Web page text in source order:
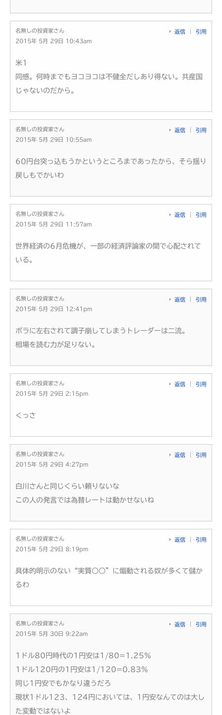
名無しの投資家さん
2015年 5月 29日 10:43am
返信 引用
米1
同感。何時までもヨコヨコは不健全だしあり得ない。共産国
じゃないのだから。
名無しの投資家さん
2015年 5月 29日 10:55am
返信 引用
60円台突っ込もうかというところまであったから、そら揺り
戻しもでかいわ
名無しの投資家さん
2015年 5月 29日 11:57am
返信 引用
世界経済の6月危機が、一部の経済評論家の間で心配されて
いる。
名無しの投資家さん
2015年 5月 29日 12:41pm
返信 引用
ボラに左右されて調子崩してしまうトレーダーは二流。
相場を読む力が足りない。
名無しの投資家さん
2015年 5月 29日 2:15pm
返信 引用
くっさ
名無しの投資家さん
2015年 5月 29日 4:27pm
返信 引用
白川さんと同じくらい頼りないな
この人の発言では為替レートは動かせないね
名無しの投資家さん
2015年 5月 29日 8:19pm
返信 引用
具体的明示のない“実質○○”に煽動される奴が多くて儲か
るわ
名無しの投資家さん
2015年 5月 30日 9:22am
返信 引用
1ドル80円時代の1円安は1/80=1.25％
1ドル120円の1円安は1/120=0.83%
同じ1円安でもかなり違うだろ
現状1ドル123、124円においては、1円安なんてのは大し
た変動ではないよ